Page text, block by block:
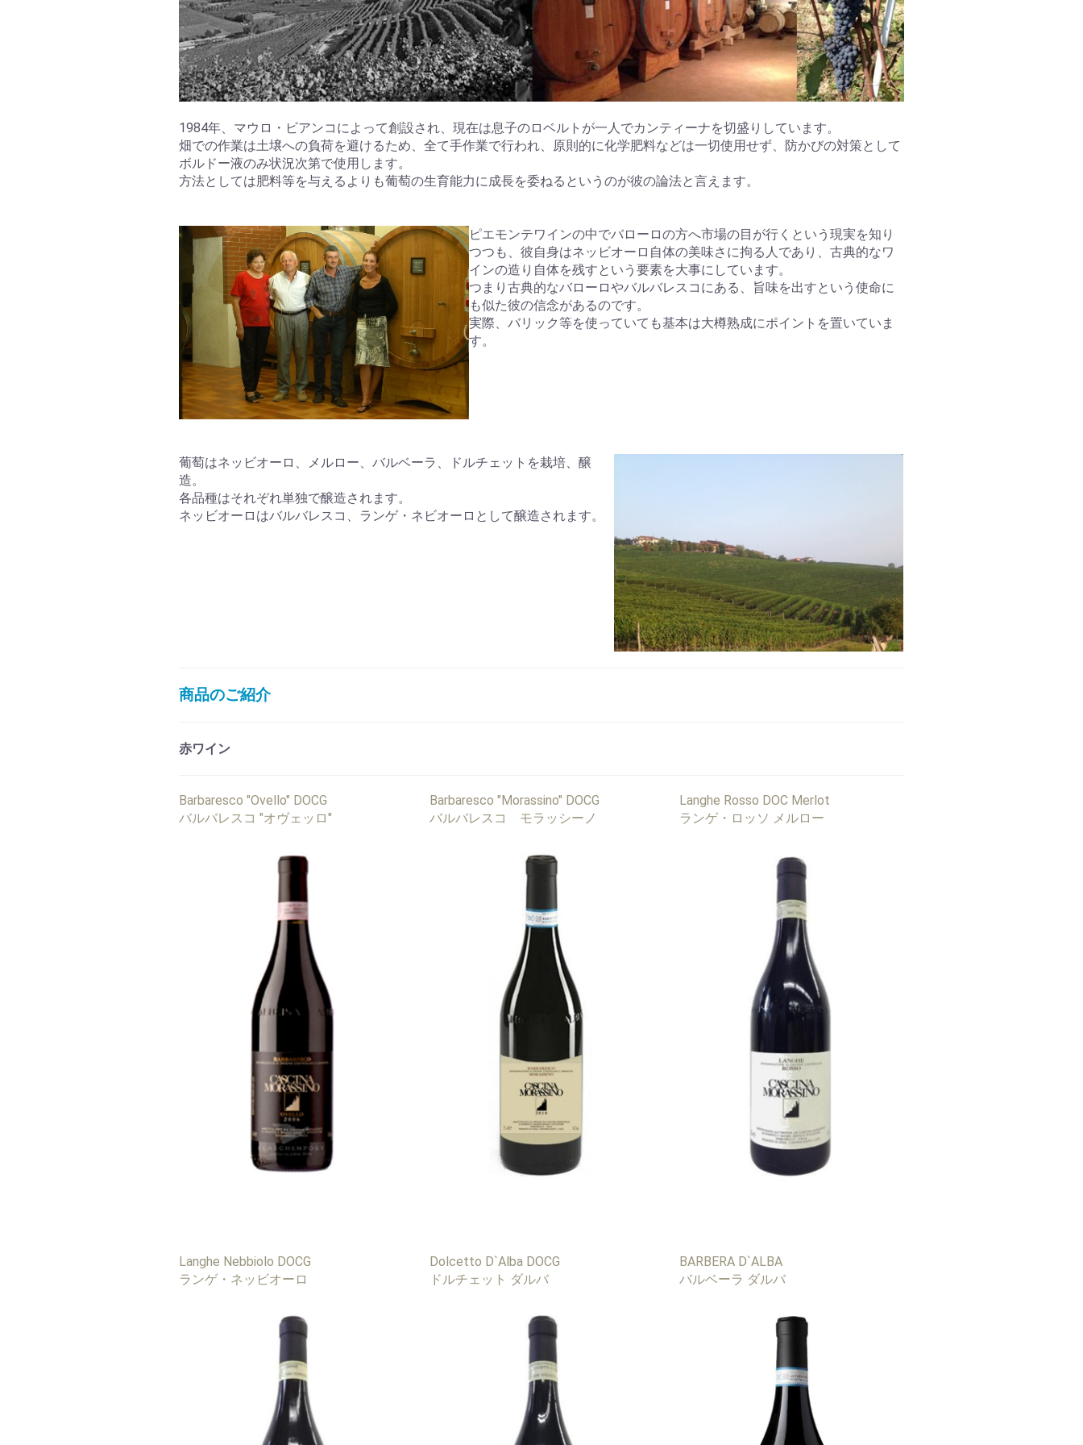
1984年、マウロ・ビアンコによって創設され、現在は息子のロベルトが一人でカンティーナを切盛りしています。
畑での作業は土壌への負荷を避けるため、全て手作業で行われ、原則的に化学肥料などは一切使用せず、防かびの対策として
ボルドー液のみ状況次第で使用します。
方法としては肥料等を与えるよりも葡萄の生育能力に成長を委ねるというのが彼の論法と言えます。
ピエモンテワインの中でバローロの方へ市場の目が行くという現実を知り
つつも、彼自身はネッビオーロ自体の美味さに拘る人であり、古典的なワ
インの造り自体を残すという要素を大事にしています。
つまり古典的なバローロやバルバレスコにある、旨味を出すという使命に
も似た彼の信念があるのです。
実際、バリック等を使っていても基本は大樽熟成にポイントを置いていま
す。
葡萄はネッビオーロ、メルロー、バルベーラ、ドルチェットを栽培、醸
造。
各品種はそれぞれ単独で醸造されます。
ネッビオーロはバルバレスコ、ランゲ・ネビオーロとして醸造されます。
商品のご紹介
赤ワイン
Barbaresco "Ovello" DOCG
バルバレスコ "オヴェッロ"
Barbaresco "Morassino" DOCG
バルバレスコ モラッシーノ
Langhe Rosso DOC Merlot
ランゲ・ロッソ メルロー
Langhe Nebbiolo DOCG
ランゲ・ネッビオーロ
Dolcetto D`Alba DOCG
ドルチェット ダルバ
BARBERA D`ALBA
バルベーラ ダルバ